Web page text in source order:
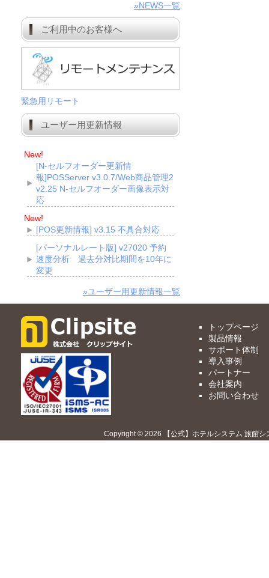
»NEWS一覧
ご利用中のお客様へ
緊急用リモート
ユーザー用更新情報
New!
[N-セルフオーダー更新情
報]POSServer v3.0.7/Web商品管理2
v2.25 N-セルフオーダー画像表示対
応
New!
[POS更新情報] v3.15 不具合対応
[パーソナルレート版] v27020 予約
速度分析 過去分対比期間を10年に
変更
»ユーザー用更新情報一覧
トップページ
製品情報
サポート体制
導入事例
パートナー
会社案内
お問い合わせ
Copyright © 2026 【公式】ホテルシステム 旅館